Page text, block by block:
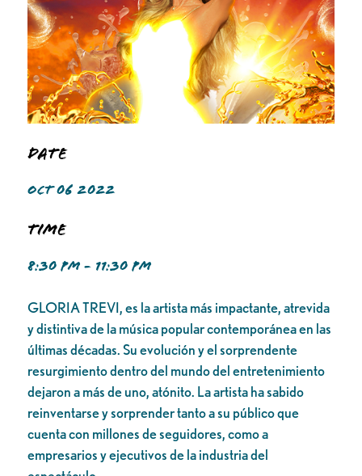
Date
OCT 06 2022
Time
8:30 PM - 11:30 PM
GLORIA TREVI, es la artista más impactante, atrevida
y distintiva de la música popular contemporánea en las
últimas décadas. Su evolución y el sorprendente
resurgimiento dentro del mundo del entretenimiento
dejaron a más de uno, atónito. La artista ha sabido
reinventarse y sorprender tanto a su público que
cuenta con millones de seguidores, como a
empresarios y ejecutivos de la industria del